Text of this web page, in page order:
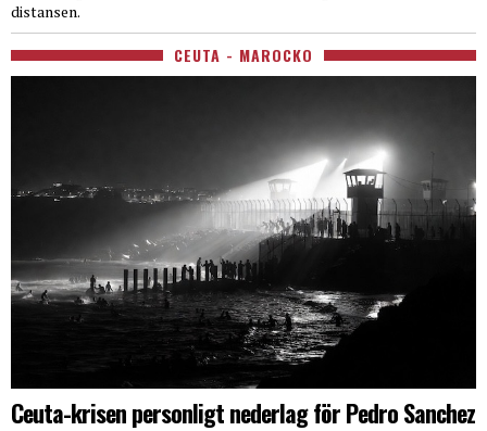
distansen.
CEUTA - MAROCKO
Ceuta-krisen personligt nederlag för Pedro Sanchez